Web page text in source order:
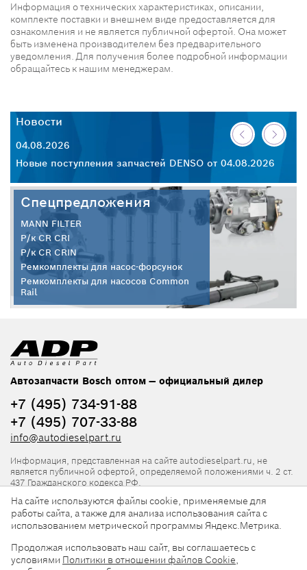
Информация о технических характеристиках, описании,
комплекте поставки и внешнем виде предоставляется для
ознакомления и не является публичной офертой. Она может
быть изменена производителем без предварительного
уведомления. Для получения более подробной информации
обращайтесь к нашим менеджерам.
Новости
04.08.2026
Новые поступления запчастей DENSO от 04.08.2026
Спецпредложения
MANN FILTER
Р/к CR CRI
Р/к CR CRIN
Ремкомплекты для насос-форсунок
Ремкомплекты для насосов Common
Rail
Автозапчасти Bosch оптом — официальный дилер
+7 (495) 734-91-88
+7 (495) 707-33-88
info@autodieselpart.ru
Информация, представленная на сайте autodieselpart.ru, не
является публичной офертой, определяемой положениями ч. 2 ст.
437 Гражданского кодекса РФ.
Нормативная документация
ADP в социальных сетях
На сайте используются файлы cookie, применяемые для
работы сайта, а также для анализа использования сайта с
использованием метрической программы Яндекс.Метрика.
Продолжая использовать наш сайт, вы соглашаетесь с
условиями Политики в отношении файлов Cookie,